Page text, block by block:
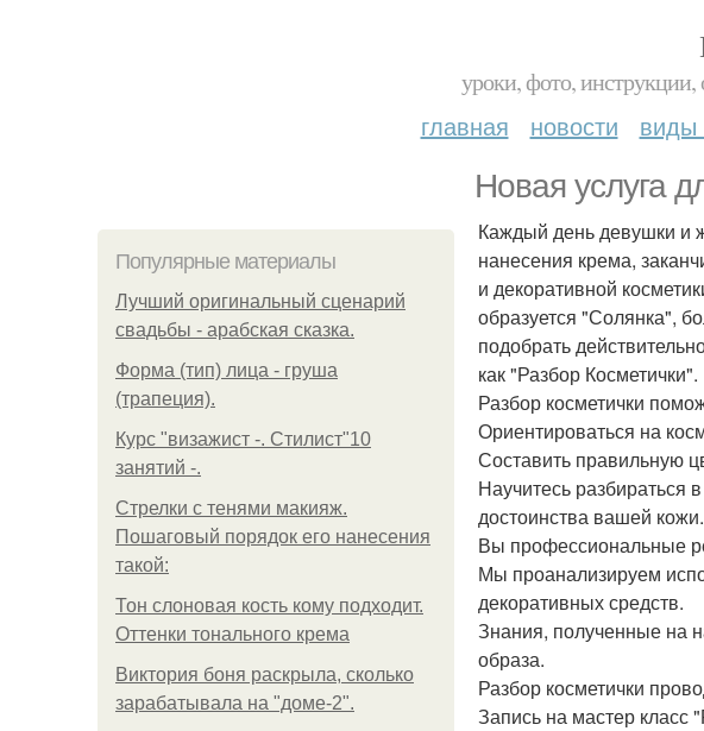
уроки, фото, инструкции,
главная новости виды
Новая услуга
Популярные материалы
Лучший оригинальный сценарий
свадьбы - арабская сказка.
Форма (тип) лица - груша
(трапеция).
Курс "визажист -. Стилист"10
занятий -.
Стрелки с тенями макияж.
Пошаговый порядок его нанесения
такой:
Тон слоновая кость кому подходит.
Оттенки тонального крема
Виктория боня раскрыла, сколько
зарабатывала на "доме-2".
Каждый день девушки и
нанесения крема,
и декоративной
образуется "Солянка",
подобрать
как "Разбор Косметички".
Разбор косметички
Ориентироваться на
Составить правильную
Научитесь разбираться
достоинства вашей кожи.
Вы профессиональные
Мы проанализируем
декоративных средств.
Знания, полученные на
образа.
Разбор косметички
Запись на мастер класс